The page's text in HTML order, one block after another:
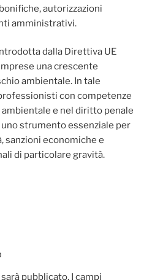
autorizzazioni
amministrativi.
dalla Direttiva UE
una crescente
ambientale. In tale
con competenze
e nel diritto penale
strumento essenziale per
sanzioni economiche e
di particolare gravità.
sarà pubblicato. I campi